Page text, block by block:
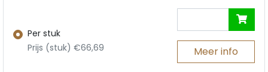
Per stuk
Prijs (stuk) €66,69
Meer info